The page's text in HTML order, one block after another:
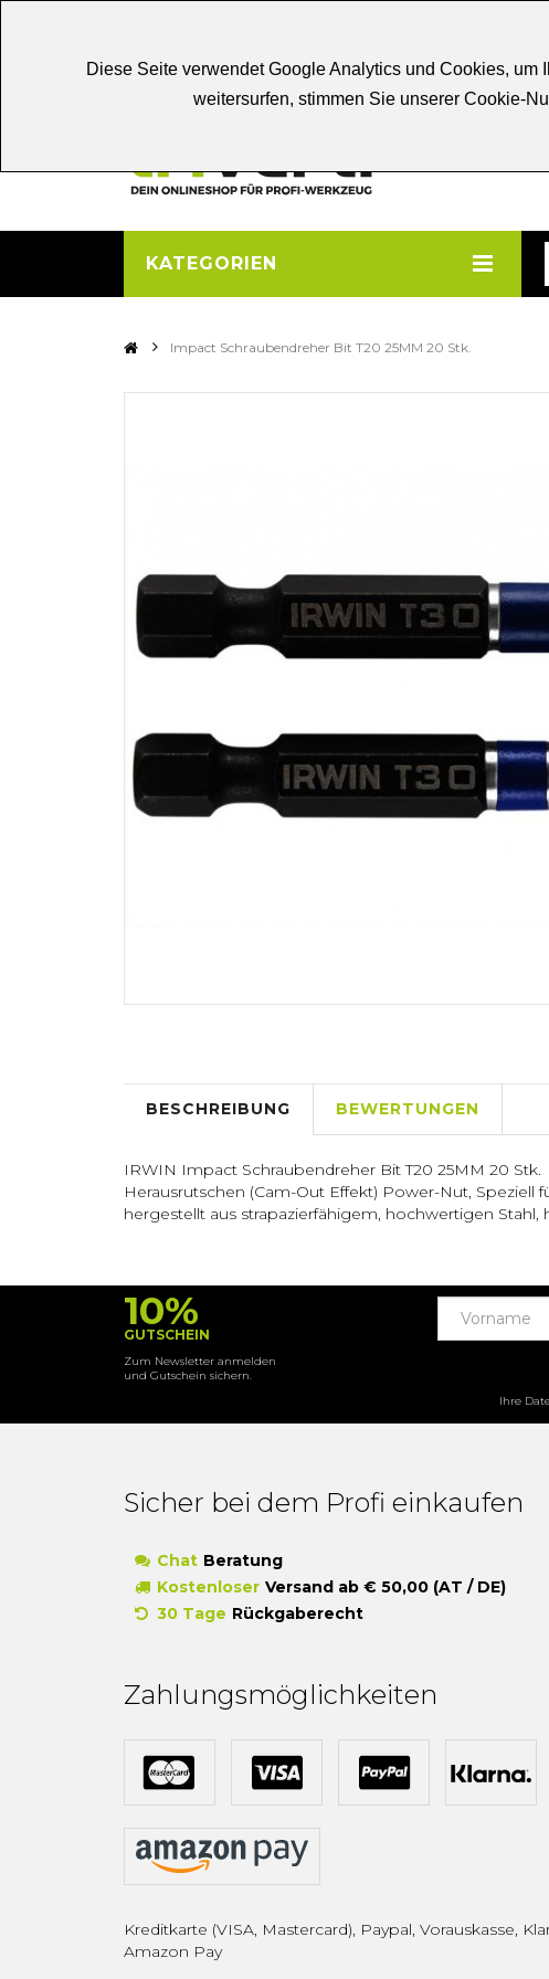
Diese Seite verwendet Google Analytics und Cookies,
weitersurfen, stimmen Sie unserer Cookie-
KATEGORIEN
> Impact Schraubendreher Bit T20 25MM 20 Stk.
BESCHREIBUNG BEWERTUNGEN
IRWIN Impact Schraubendreher Bit T20 25MM 20
Herausrutschen (Cam-Out Effekt) Power-Nut,
hergestellt aus strapazierfähigem, hochwertigen
10%
GUTSCHEIN
Zum Newsletter anmelden
und Gutschein sichern.
Ihre
Sicher bei dem Profi einkaufen
Chat Beratung
Kostenloser Versand ab € 50,00 (AT / DE)
30 Tage Rückgaberecht
Zahlungsmöglichkeiten
Kreditkarte (VISA, Mastercard), Paypal, Vorauskasse,
Amazon Pay